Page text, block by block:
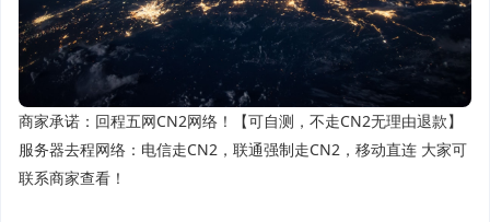
商家承诺：回程五网CN2网络！【可自测，不走CN2无理由退款】
服务器去程网络：电信走CN2，联通强制走CN2，移动直连 大家可
联系商家查看！